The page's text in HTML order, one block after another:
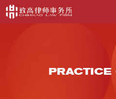
PRACTICE